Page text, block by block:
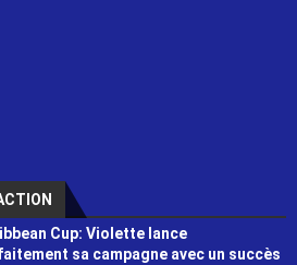
Cup: Violette lance
sa campagne avec un succès